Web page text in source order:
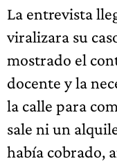
La entrevista
viralizara su
mostrado el
docente y la
la calle para
sale ni un
había cobrado,